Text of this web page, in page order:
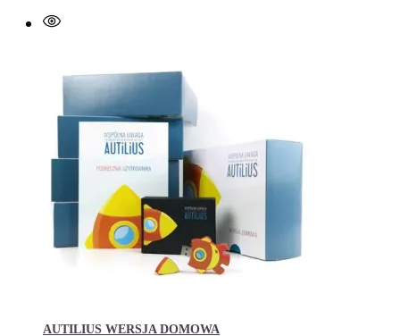
DLA
AUTILIUS WERSJA DOMOWA